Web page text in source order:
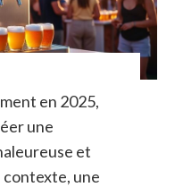
en 2025,
une
et
contexte, une